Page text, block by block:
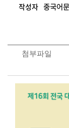
작성자 중국어
첨부파일